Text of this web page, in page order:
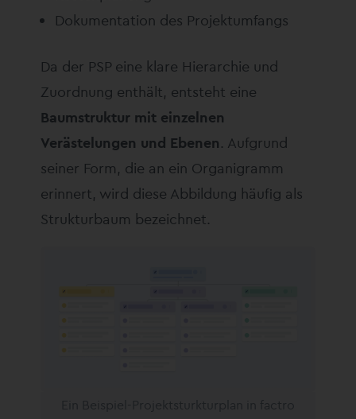
Dokumentation des Projektumfangs
Da der PSP eine klare Hierarchie und
Zuordnung enthält, entsteht eine
Baumstruktur mit einzelnen
Verästelungen und Ebenen. Aufgrund
seiner Form, die an ein Organigramm
erinnert, wird diese Abbildung häufig als
Strukturbaum bezeichnet.